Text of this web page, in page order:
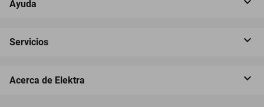
Ayuda
Servicios
Acerca de Elektra